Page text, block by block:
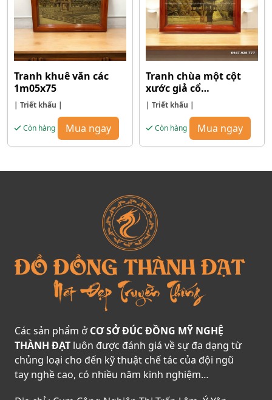
Tranh khuê văn các
1m05x75
| Triết khấu |
Còn hàng Mua ngay
Tranh chùa một cột
xước giả cổ
1m05x75cm
| Triết khấu |
Còn hàng Mua ngay
Các sản phẩm ởCƠ SỞ ĐÚC ĐỒNG MỸ NGHỆ
THÀNH ĐẠT luôn được đánh giá về sự đa dạng từ
chủng loại cho đến kỹ thuật chế tác của đội ngũ
tay nghề cao, có nhiều năm kinh nghiệm…